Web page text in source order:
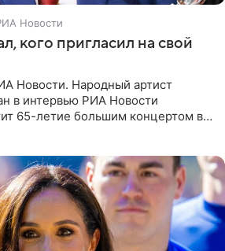
Новости
кого пригласил на свой
Новости. Народный артист
в интервью РИА Новости
65-летие большим концертом в